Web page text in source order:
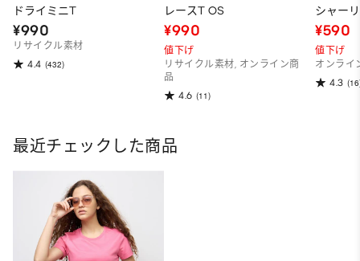
ドライミニT
¥990
リサイクル素材
4.4 (432)
レースT OS
¥990
値下げ
リサイクル素材, オンライン商
品
4.6 (11)
シャー
¥590
値下げ
オンライ
4.3
最近チェックした商品